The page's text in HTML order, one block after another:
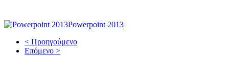
Powerpoint 2013
< Προηγούμενο
Επόμενο >